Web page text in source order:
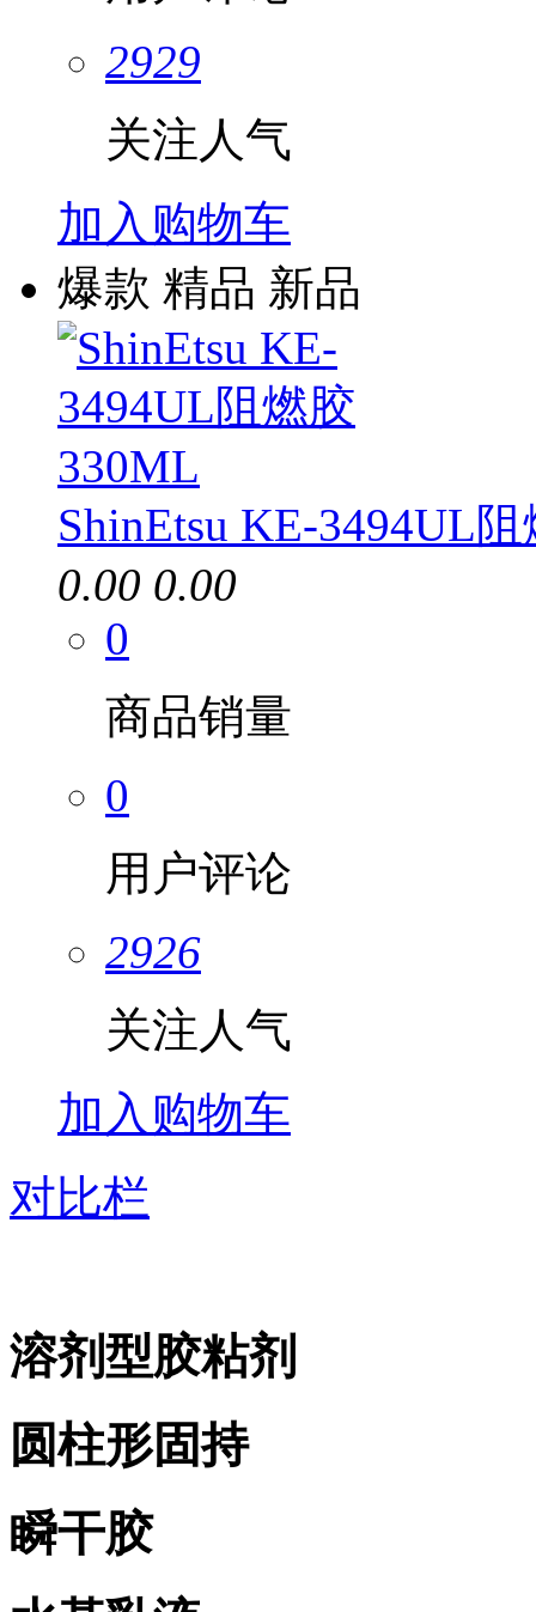
2929
关注人气
加入购物车
爆款 精品 新品
ShinEtsu KE-3494UL
0.00 0.00
0
商品销量
0
用户评论
2926
关注人气
加入购物车
对比栏
溶剂型胶粘剂
圆柱形固持
瞬干胶